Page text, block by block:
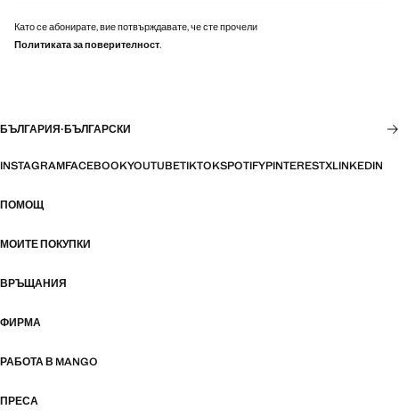
Като се абонирате, вие потвърждавате, че сте прочели
Политиката за поверителност.
БЪЛГАРИЯ·БЪЛГАРСКИ
INSTAGRAMFACEBOOKYOUTUBETIKTOKSPOTIFYPINTERESTXLINKEDIN
ПОМОЩ
МОИТЕ ПОКУПКИ
ВРЪЩАНИЯ
ФИРМА
РАБОТА В MANGO
ПРЕСА